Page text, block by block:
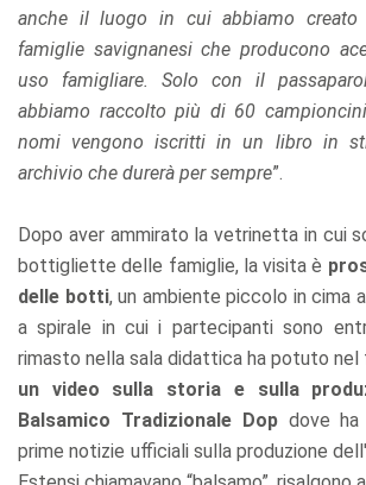
anche il luogo in cui abbiamo creato
famiglie savignanesi che producono
uso famigliare. Solo con il
abbiamo raccolto più di 60
nomi vengono iscritti in un libro in
archivio che durerà per sempre”.
Dopo aver ammirato la vetrinetta in cui
bottigliette delle famiglie, la visita è
delle botti, un ambiente piccolo in cima
a spirale in cui i partecipanti sono
rimasto nella sala didattica ha potuto
un video sulla storia e sulla
Balsamico Tradizionale Dopdove ha
prime notizie ufficiali sulla produzione